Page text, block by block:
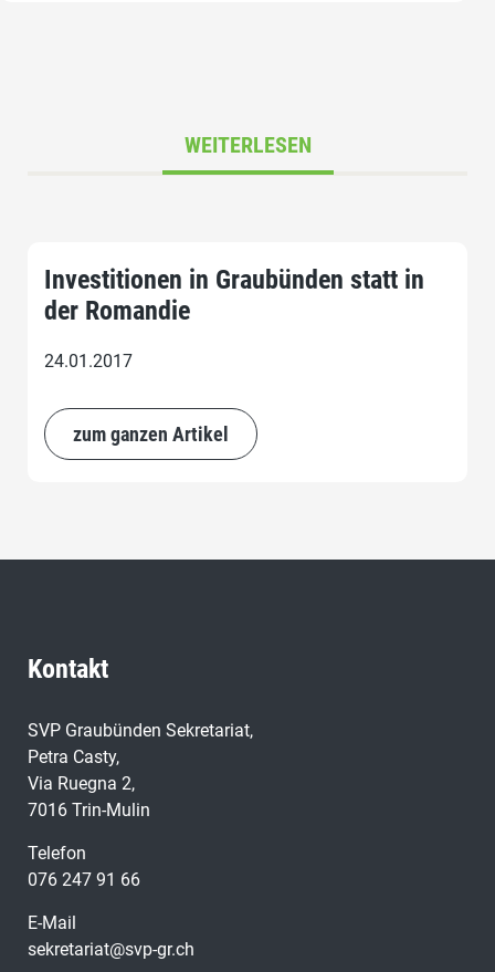
WEITERLESEN
Investitionen in Graubünden statt in
der Romandie
24.01.2017
zum ganzen Artikel
Kontakt
SVP Graubünden Sekretariat,
Petra Casty,
Via Ruegna 2,
7016 Trin-Mulin
Telefon
076 247 91 66
E-Mail
sekretariat@svp-gr.ch